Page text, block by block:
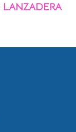
LANZADERA